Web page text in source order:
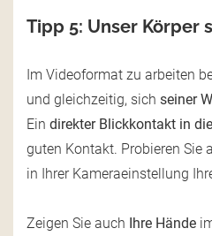
Tipp 5: Unser Körper
Im Videoformat zu arbeiten
und gleichzeitig, sich seiner
Ein direkter Blickkontakt in
guten Kontakt. Probieren Sie
in Ihrer Kameraeinstellung
Zeigen Sie auch Ihre Hände